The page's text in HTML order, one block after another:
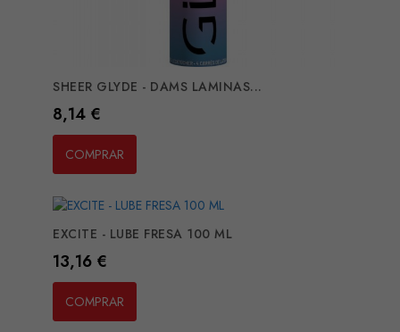
SHEER GLYDE - DAMS LAMINAS...
Preço
8,14 €
COMPRAR
EXCITE - LUBE FRESA 100 ML
Preço
13,16 €
COMPRAR